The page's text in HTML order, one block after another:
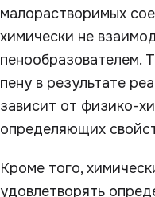
малорастворимых
химически не
пенообразователем.
пену в результате
зависит от физико-
определяющих
Кроме того,
удовлетворять